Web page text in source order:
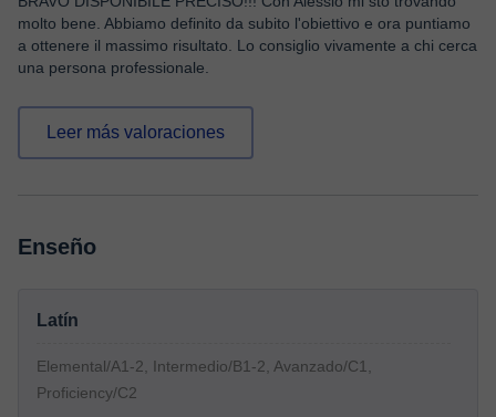
molto bene. Abbiamo definito da subito l'obiettivo e ora puntiamo
a ottenere il massimo risultato. Lo consiglio vivamente a chi cerca
una persona professionale.
Leer más valoraciones
Enseño
Latín
Elemental/A1-2, Intermedio/B1-2, Avanzado/C1,
Proficiency/C2